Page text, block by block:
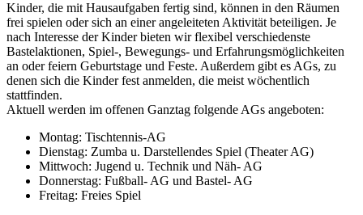
Kinder, die mit Hausaufgaben fertig sind, können in den Räumen
frei spielen oder sich an einer angeleiteten Aktivität beteiligen. Je
nach Interesse der Kinder bieten wir flexibel verschiedenste
Bastelaktionen, Spiel-, Bewegungs- und Erfahrungsmöglichkeiten
an oder feiern Geburtstage und Feste. Außerdem gibt es AGs, zu
denen sich die Kinder fest anmelden, die meist wöchentlich
stattfinden.
Aktuell werden im offenen Ganztag folgende AGs angeboten:
Montag: Tischtennis-AG
Dienstag: Zumba u. Darstellendes Spiel (Theater AG)
Mittwoch: Jugend u. Technik und Näh- AG
Donnerstag: Fußball- AG und Bastel- AG
Freitag: Freies Spiel